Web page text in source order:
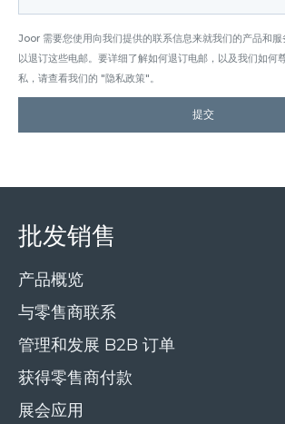
Joor 需要您使用向我们提供的联系信息来就我们的产品和
以退订这些电邮。要详细了解如何退订电邮，以及我们如何
私，请查看我们的 "隐私政策"。
批发销售
产品概览
与零售商联系
管理和发展 B2B 订单
获得零售商付款
展会应用